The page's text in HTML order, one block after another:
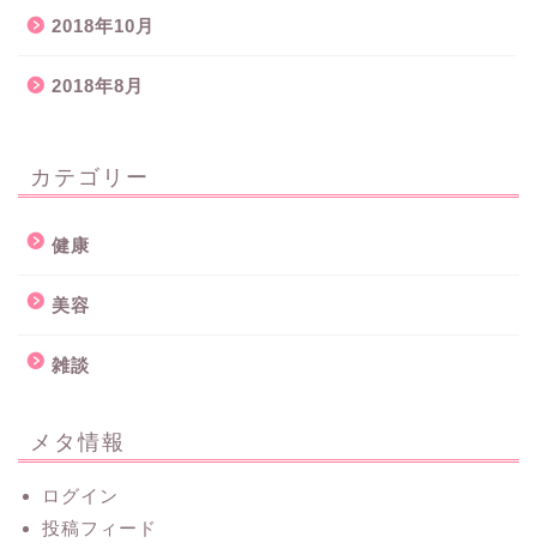
2018年10月
2018年8月
カテゴリー
健康
美容
雑談
メタ情報
ログイン
投稿フィード